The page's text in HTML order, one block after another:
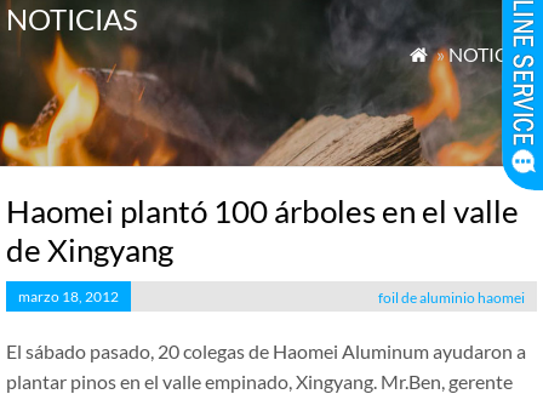
NOTICIAS
 »NOTICIAS
Haomei plantó 100 árboles en el valle
de Xingyang
marzo 18, 2012 foil de aluminio haomei
El sábado pasado, 20 colegas de Haomei Aluminum ayudaron a
plantar pinos en el valle empinado, Xingyang. Mr.Ben, gerente